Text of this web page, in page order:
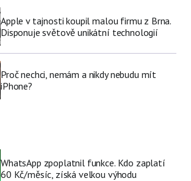
Apple v tajnosti koupil malou firmu z Brna.
Disponuje světově unikátní technologií
Proč nechci, nemám a nikdy nebudu mít
iPhone?
WhatsApp zpoplatnil funkce. Kdo zaplatí
60 Kč/měsíc, získá velkou výhodu